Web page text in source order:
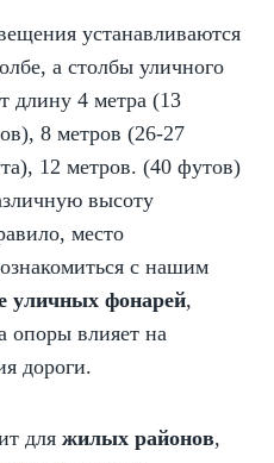
устанавливаются
а столбы уличного
длину 4 метра (13
8 метров (26-27
12 метров. (40 футов)
высоту
место
с нашим
уличных фонарей,
опоры влияет на
дороги.
для жилых районов,